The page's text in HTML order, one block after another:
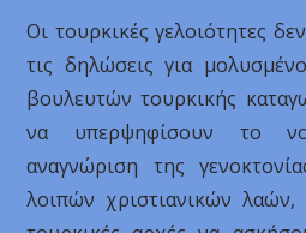
Οι τουρκικές γελοιότητες
τις δηλώσεις για
βουλευτών τουρκικής
να υπερψηφίσουν το
αναγνώριση της
λοιπών χριστιανικών